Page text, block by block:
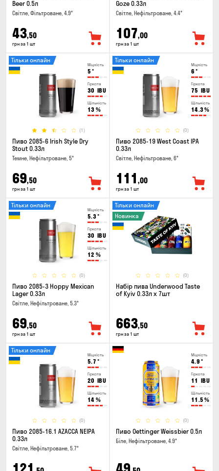
Beer 0.5л
Світле, Фільтроване, 4.9°
43,50
грн за 1 шт
Goze 0.33л
Світле, Нефільтроване, 4.4°
107,00
грн за 1 шт
Міцність
5 °
Гіркота
30 IBU
Щільність
13 %
(1)
Тільки онлайн
Пиво 2085-6 Irish Style Dry
Stout 0.33л
Темне, Нефільтроване, 5°
69,50
грн за 1 шт
Міцність
6 °
Гіркота
75 IBU
Щільність
14.3%
(0)
Тільки онлайн
Пиво 2085-19 West Coast IPA
0.33л
Світле, Нефільтроване, 6°
111 ,00
грн за 1 шт
Міцність
5.3°
Гіркота
30 IBU
Щільність
12 %
(0)
Тільки онлайн
Пиво 2085-3 Hoppy Mexican
Lager 0.33л
Світле, Нефільтроване, 5.3°
69,50
грн за 1 шт
(0)
Тільки онлайн
Новинка
Набір пива Underwood Taste
of Kyiv 0.33л x 7шт
663,50
грн за 1 шт
Міцність
5.7 °
Гіркота
20 IBU
Щільність
14 %
(0)
Тільки онлайн
Пиво 2085-16.1 AZACCA NEIPA
0.33л
Світле, Нефільтроване, 5.7°
Міцність
4.9 °
Гіркота
11 IBU
Щільність
11.5 %
(0)
Пиво Oettinger Weissbier 0.5л
Біле, Нефільтроване, 4.9°